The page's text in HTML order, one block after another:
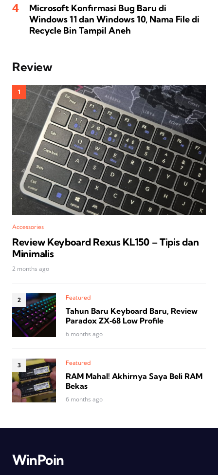
Microsoft Konfirmasi Bug Baru di
Windows 11 dan Windows 10, Nama File di
Recycle Bin Tampil Aneh
Review
Accessories
Review Keyboard Rexus KL150 – Tipis dan
Minimalis
2 months ago
Featured
Tahun Baru Keyboard Baru, Review
Paradox ZX‑68 Low Profile
6 months ago
Featured
RAM Mahal! Akhirnya Saya Beli RAM
Bekas
6 months ago
WinPoin